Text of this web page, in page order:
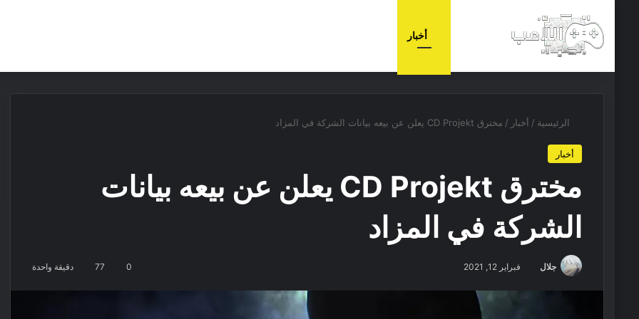
أخبار
الرئيسية / أخبار / مخترق CD Projekt يعلن عن بيعه بيانات الشركة في المزاد
أخبار
مخترق CD Projekt يعلن عن بيعه بيانات
الشركة في المزاد
جلال فبراير 12, 2021 0
77 دقيقة واحدة